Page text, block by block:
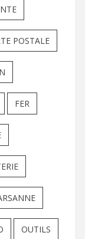
POSTALE
FER
OUTILS